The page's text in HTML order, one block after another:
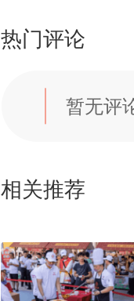
热门评论
暂无评
相关推荐